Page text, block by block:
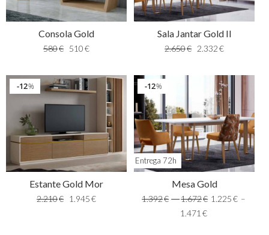
Consola Gold
580€ 510€
Sala Jantar Gold II
2.650€ 2.332€
%
12
Estante Gold Mor
2.210€ 1.945€
Entrega 72h
%
12
Mesa Gold
1.392€ –1.672€ 1.225€ –
1.471 €